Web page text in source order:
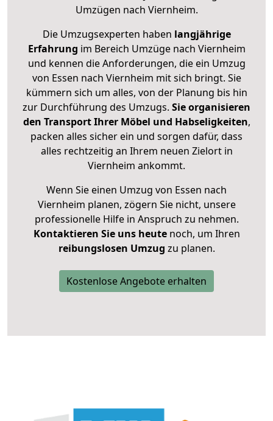
Umzügen nach Viernheim.
Die Umzugsexperten haben langjährige
Erfahrung im Bereich Umzüge nach Viernheim
und kennen die Anforderungen, die ein Umzug
von Essen nach Viernheim mit sich bringt. Sie
kümmern sich um alles, von der Planung bis hin
zur Durchführung des Umzugs. Sie organisieren
den Transport Ihrer Möbel und Habseligkeiten,
packen alles sicher ein und sorgen dafür, dass
alles rechtzeitig an Ihrem neuen Zielort in
Viernheim ankommt.
Wenn Sie einen Umzug von Essen nach
Viernheim planen, zögern Sie nicht, unsere
professionelle Hilfe in Anspruch zu nehmen.
Kontaktieren Sie uns heutenoch, um Ihren
reibungslosen Umzug zu planen.
Kostenlose Angebote erhalten